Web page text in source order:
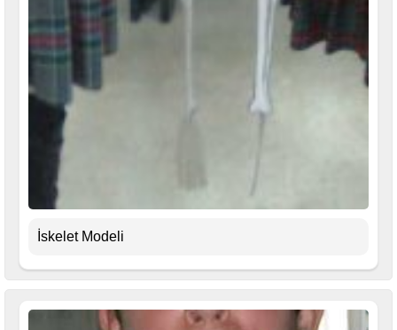
İskelet Modeli